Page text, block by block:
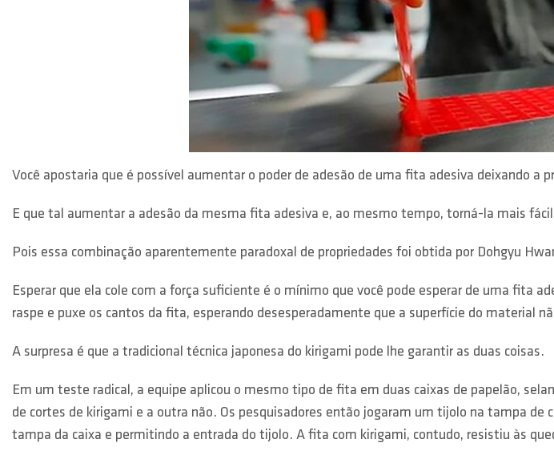
Você apostaria que é possível aumentar o poder de adesão de uma fita adesiva deixando
E que tal aumentar a adesão da mesma fita adesiva e, ao mesmo tempo, torná-la mais
Pois essa combinação aparentemente paradoxal de propriedades foi obtida por Dohgyu
Esperar que ela cole com a força suficiente é o mínimo que você pode esperar de uma fita
raspe e puxe os cantos da fita, esperando desesperadamente que a superfície do material
A surpresa é que a tradicional técnica japonesa do kirigami pode lhe garantir as duas coisas.
Em um teste radical, a equipe aplicou o mesmo tipo de fita em duas caixas de papelão,
de cortes de kirigami e a outra não. Os pesquisadores então jogaram um tijolo na tampa
tampa da caixa e permitindo a entrada do tijolo. A fita com kirigami, contudo, resistiu às